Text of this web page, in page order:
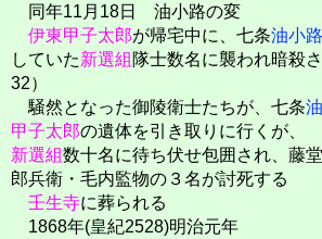
同年11月18日 油小路の変
伊東甲子太郎が帰宅中に、七条油小
していた新選組隊士数名に襲われ暗殺
32）
騒然となった御陵衛士たちが、七条
甲子太郎の遺体を引き取りに行くが、
新選組数十名に待ち伏せ包囲され、藤
郎兵衛・毛内監物の３名が討死する
壬生寺に葬られる
1868年(皇紀2528)明治元年